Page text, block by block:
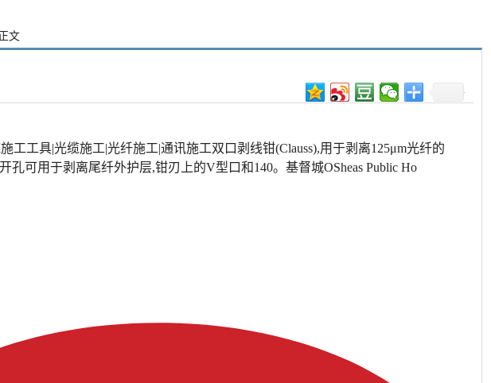
文
工工具|光缆施工|光纤施工|通讯施工双口剥线钳(Clauss),用于剥离125μm光纤的
孔可用于剥离尾纤外护层,钳刃上的V型口和140。基督城OSheas Public Ho